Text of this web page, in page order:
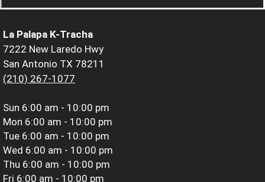
La Palapa K-Tracha
7222 New Laredo Hwy
San Antonio TX 78211
(210) 267-1077
Sun 6:00 am - 10:00 pm
Mon 6:00 am - 10:00 pm
Tue 6:00 am - 10:00 pm
Wed 6:00 am - 10:00 pm
Thu 6:00 am - 10:00 pm
Fri 6:00 am - 10:00 pm